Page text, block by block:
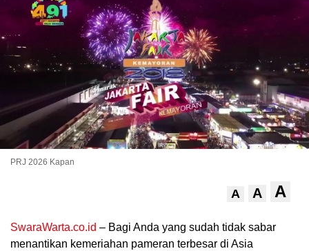
PRJ 2026 Kapan
A A A
SwaraWarta.co.id – Bagi Anda yang sudah tidak sabar
menantikan kemeriahan pameran terbesar di Asia